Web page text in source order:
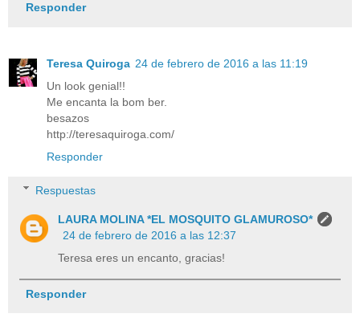
Responder
Teresa Quiroga 24 de febrero de 2016 a las 11:19
Un look genial!!
Me encanta la bom ber.
besazos
http://teresaquiroga.com/
Responder
Respuestas
LAURA MOLINA *EL MOSQUITO GLAMUROSO*
24 de febrero de 2016 a las 12:37
Teresa eres un encanto, gracias!
Responder